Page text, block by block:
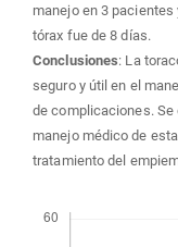
manejo en 3 pacientes
tórax fue de 8 días.
Conclusiones: La
seguro y útil en el
de complicaciones. Se
manejo médico de
tratamiento del